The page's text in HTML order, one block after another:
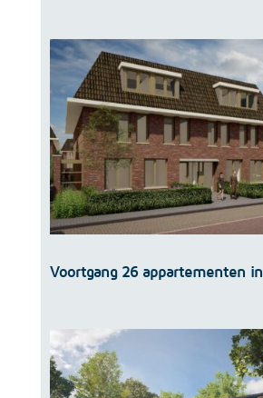
Voortgang 26 appartementen